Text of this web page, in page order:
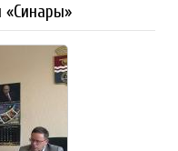
«Синары»